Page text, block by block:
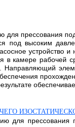
для прессования
высоким
в камере рабочей
Направляющий
для